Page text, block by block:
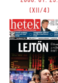
(XII/4)